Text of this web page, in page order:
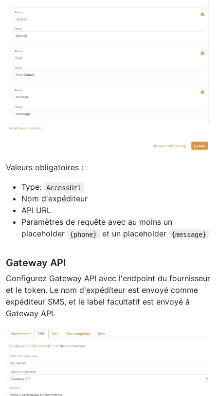
Valeurs obligatoires :
Type:
AccessUrl
Nom d'expéditeur
API URL
Paramètres de requête avec au moins un
placeholder
{phone} et un placeholder {message}
Gateway API
Configurez Gateway API avec l'endpoint du fournisseur
et le token. Le nom d'expéditeur est envoyé comme
expéditeur SMS, et le label facultatif est envoyé à
Gateway API.